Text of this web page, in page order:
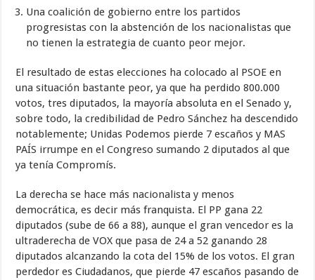
Una coalición de gobierno entre los partidos
progresistas con la abstención de los nacionalistas que
no tienen la estrategia de cuanto peor mejor.
El resultado de estas elecciones ha colocado al PSOE en
una situación bastante peor, ya que ha perdido 800.000
votos, tres diputados, la mayoría absoluta en el Senado y,
sobre todo, la credibilidad de Pedro Sánchez ha descendido
notablemente; Unidas Podemos pierde 7 escaños y MAS
PAÍS irrumpe en el Congreso sumando 2 diputados al que
ya tenía Compromís.
La derecha se hace más nacionalista y menos
democrática, es decir más franquista. El PP gana 22
diputados (sube de 66 a 88), aunque el gran vencedor es la
ultraderecha de VOX que pasa de 24 a 52 ganando 28
diputados alcanzando la cota del 15% de los votos. El gran
perdedor es Ciudadanos, que pierde 47 escaños pasando de